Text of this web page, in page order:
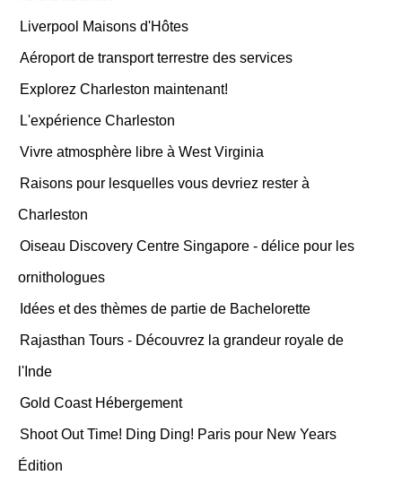
Liverpool Maisons d'Hôtes
Aéroport de transport terrestre des services
Explorez Charleston maintenant!
L'expérience Charleston
Vivre atmosphère libre à West Virginia
Raisons pour lesquelles vous devriez rester à
Charleston
Oiseau Discovery Centre Singapore - délice pour les
ornithologues
Idées et des thèmes de partie de Bachelorette
Rajasthan Tours - Découvrez la grandeur royale de
l'Inde
Gold Coast Hébergement
Shoot Out Time! Ding Ding! Paris pour New Years
Édition